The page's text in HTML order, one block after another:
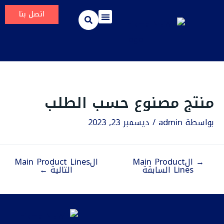
اتصل بنا
منتج مصنوع حسب الطلب
بواسطة admin
/ ديسمبر 23, 2023
navigation
→ الMain Product
Lines السابقة
الMain Product Lines
التالية←